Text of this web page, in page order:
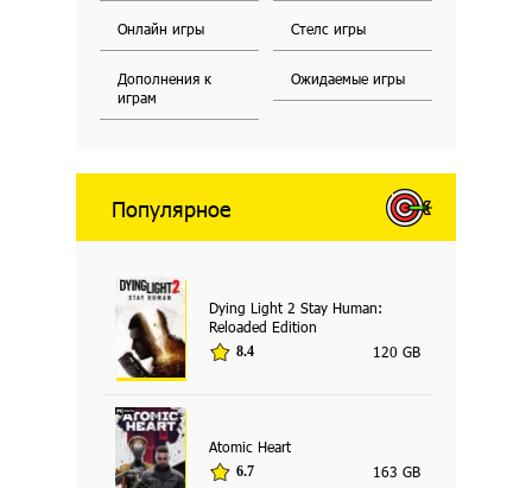
Онлайн игры Стелс игры
Дополнения к
играм
Ожидаемые игры
Популярное
Dying Light 2 Stay Human:
Reloaded Edition
8.4 120 GB
Atomic Heart
6.7 163 GB